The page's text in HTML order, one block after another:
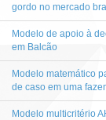
gordo no mercado
Modelo de apoio à
em Balcão
Modelo matemático
de caso em uma
Modelo multicritério